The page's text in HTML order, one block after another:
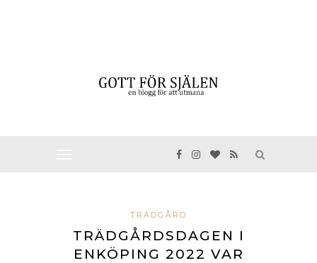
TRÄDGÅRD
TRÄDGÅRDSDAGEN I
ENKÖPING 2022 VAR